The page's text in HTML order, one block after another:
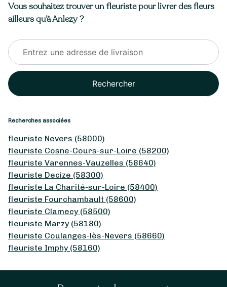
Vous souhaitez trouver un fleuriste pour livrer des fleurs
ailleurs qu’à Anlezy ?
Rechercher
Recherches associées
fleuriste Nevers (58000)
fleuriste Cosne-Cours-sur-Loire (58200)
fleuriste Varennes-Vauzelles (58640)
fleuriste Decize (58300)
fleuriste La Charité-sur-Loire (58400)
fleuriste Fourchambault (58600)
fleuriste Clamecy (58500)
fleuriste Marzy (58180)
fleuriste Coulanges-lès-Nevers (58660)
fleuriste Imphy (58160)